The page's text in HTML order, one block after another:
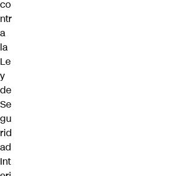
co
ntr
a
la
Le
y
de
Se
gu
rid
ad
Int